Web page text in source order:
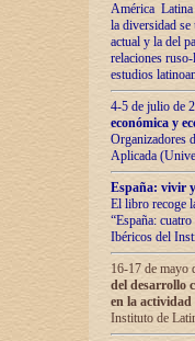
América Latina
la diversidad
actual у lа del
relaciones
estudios
4-5 de julio de
económica y
Organizadores
Aplicada
España: vivir
El libro recoge
“España:
Ibéricos del
16-17 de mayo
del desarrollo
en la
Instituto de